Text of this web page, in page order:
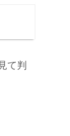
て判